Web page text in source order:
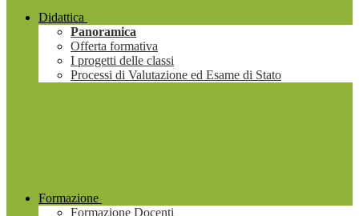
Didattica
Panoramica
Offerta formativa
I progetti delle classi
Processi di Valutazione ed Esame di Stato
Formazione
Formazione Docenti